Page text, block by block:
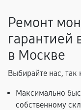
Ремонт
гарантией
в Москве
Выбирайте нас, так
Максимально
собственному